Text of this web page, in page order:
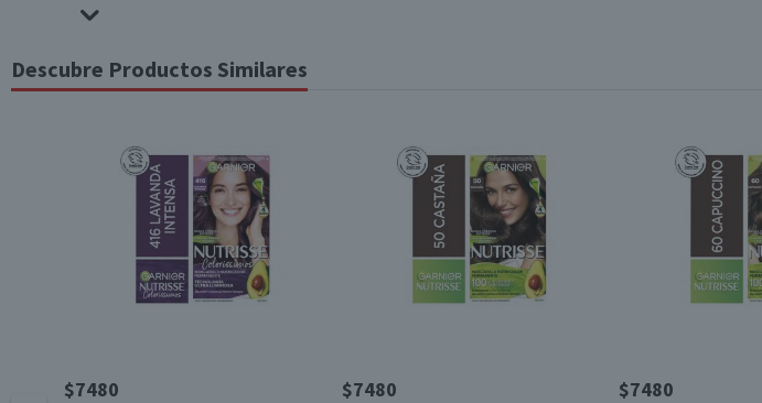
Descubre Productos Similares
$7480 $7480 $7480